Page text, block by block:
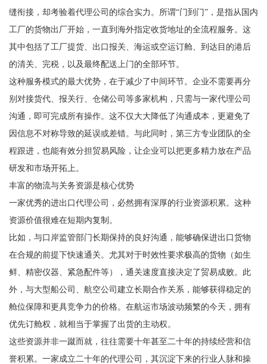
缝衔接，却考验着代理公司的综合实力。所谓“门到门”，是指从国内
工厂的货物出厂开始，一直到海外指定收货地址的全流程服务。这
其中包括了工厂提货、出口报关、海运或空运订舱、到达目的港后
的清关、完税，以及最终配送上门的全部环节。
这种服务模式的最大优势，在于减少了中间环节。企业不需要再分
别对接货代、报关行、仓储公司等多家机构，只需与一家代理公司
沟通，即可完成所有操作。这不仅大大降低了沟通成本，更避免了
因信息不对称导致的延误或差错。与此同时，第三方专业团队的全
程跟进，也能有效分担贸易风险，让企业可以把更多精力放在产品
研发和市场开拓上。
丰富的物流与关务资源是核心优势
一家优秀的进出口代理公司，必然拥有深厚的行业资源积累。这种
资源价值很难在短期内复制。
比如，与口岸监管部门长期保持的良好沟通，能够确保进出口货物
在合规的前提下快速通关。尤其对于时效性要求极高的货物（如生
鲜、精密仪器、紧急配件等），通关速度直接决定了贸易成败。此
外，与大型船公司、航空公司建立长期合作关系，能够获得稳定的
舱位保障和更具竞争力的价格。在航运市场波动频繁的今天，拥有
优先订舱权，就相当于掌握了出货的主动权。
这些资源并非一蹴而就，往往需要十年甚至二十年的持续经营和信
誉积累。一家成立二十年的代理公司，其沉淀下来的行业人脉和操